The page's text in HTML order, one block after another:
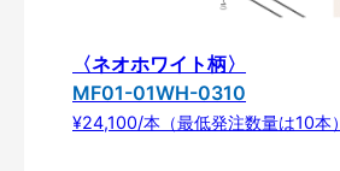
〈ネオホワイト柄〉
MF01-01WH-0310
¥24,100/本（最低発注数量は10本）